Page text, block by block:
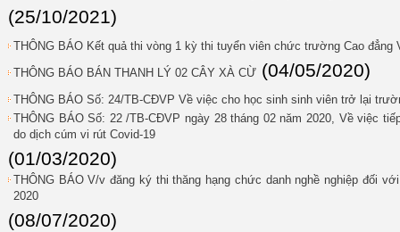
(25/10/2021)
THÔNG BÁO Kết quả thi vòng 1 kỳ thi tuyển viên chức trường Cao đẳng
THÔNG BÁO BÁN THANH LÝ 02 CÂY XÀ CỪ (04/05/2020)
THÔNG BÁO Số: 24/TB-CĐVP Về việc cho học sinh sinh viên trở lại
THÔNG BÁO Số: 22 /TB-CĐVP ngày 28 tháng 02 năm 2020, Về việc
do dịch cúm vi rút Covid-19
(01/03/2020)
THÔNG BÁO V/v đăng ký thi thăng hạng chức danh nghề nghiệp đối
2020
(08/07/2020)